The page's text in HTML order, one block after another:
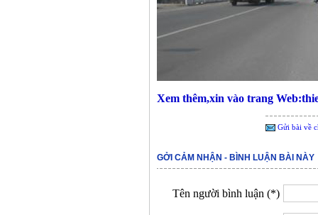
Xem thêm,xin vào trang
Gửi bài về
GỞI CẢM NHẬN - BÌNH LUẬN BÀI NÀY
Tên người bình luận (*)